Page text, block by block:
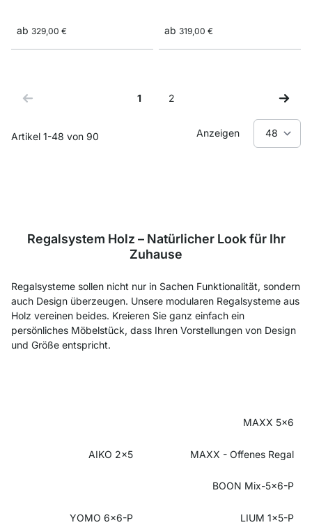
ab 329,00 € ab 319,00 €
Artikel 1-48 von 90
Sie lesen gerade Seite
1
Seite
2
Anzeigen
Regalsystem Holz – Natürlicher Look für Ihr
Zuhause
Regalsysteme sollen nicht nur in Sachen Funktionalität, sondern
auch Design überzeugen. Unsere modularen Regalsysteme aus
Holz vereinen beides. Kreieren Sie ganz einfach ein
persönliches Möbelstück, dass Ihren Vorstellungen von Design
und Größe entspricht.
MAXX 5x6
AIKO 2x5 MAXX - Offenes Regal
BOON Mix-5x6-P
YOMO 6x6-P LIUM 1x5-P